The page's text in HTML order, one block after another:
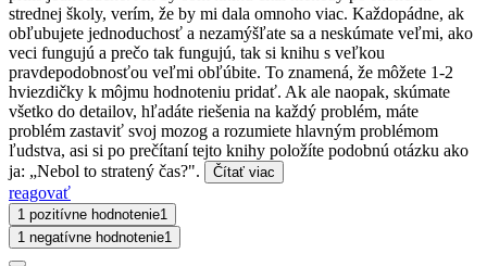
strednej školy, verím, že by mi dala omnoho viac. Každopádne, ak
obľubujete jednoduchosť a nezamýšľate sa a neskúmate veľmi, ako
veci fungujú a prečo tak fungujú, tak si knihu s veľkou
pravdepodobnosťou veľmi obľúbite. To znamená, že môžete 1-2
hviezdičky k môjmu hodnoteniu pridať. Ak ale naopak, skúmate
všetko do detailov, hľadáte riešenia na každý problém, máte
problém zastaviť svoj mozog a rozumiete hlavným problémom
ľudstva, asi si po prečítaní tejto knihy položíte podobnú otázku ako
ja: „Nebol to stratený čas?".
Čítať viac
reagovať
1 pozitívne hodnotenie1
1 negatívne hodnotenie1